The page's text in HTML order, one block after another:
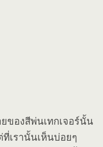
ของสีพ่นเทกเจอร์นั้น
เรานั้นเห็นบ่อยๆ